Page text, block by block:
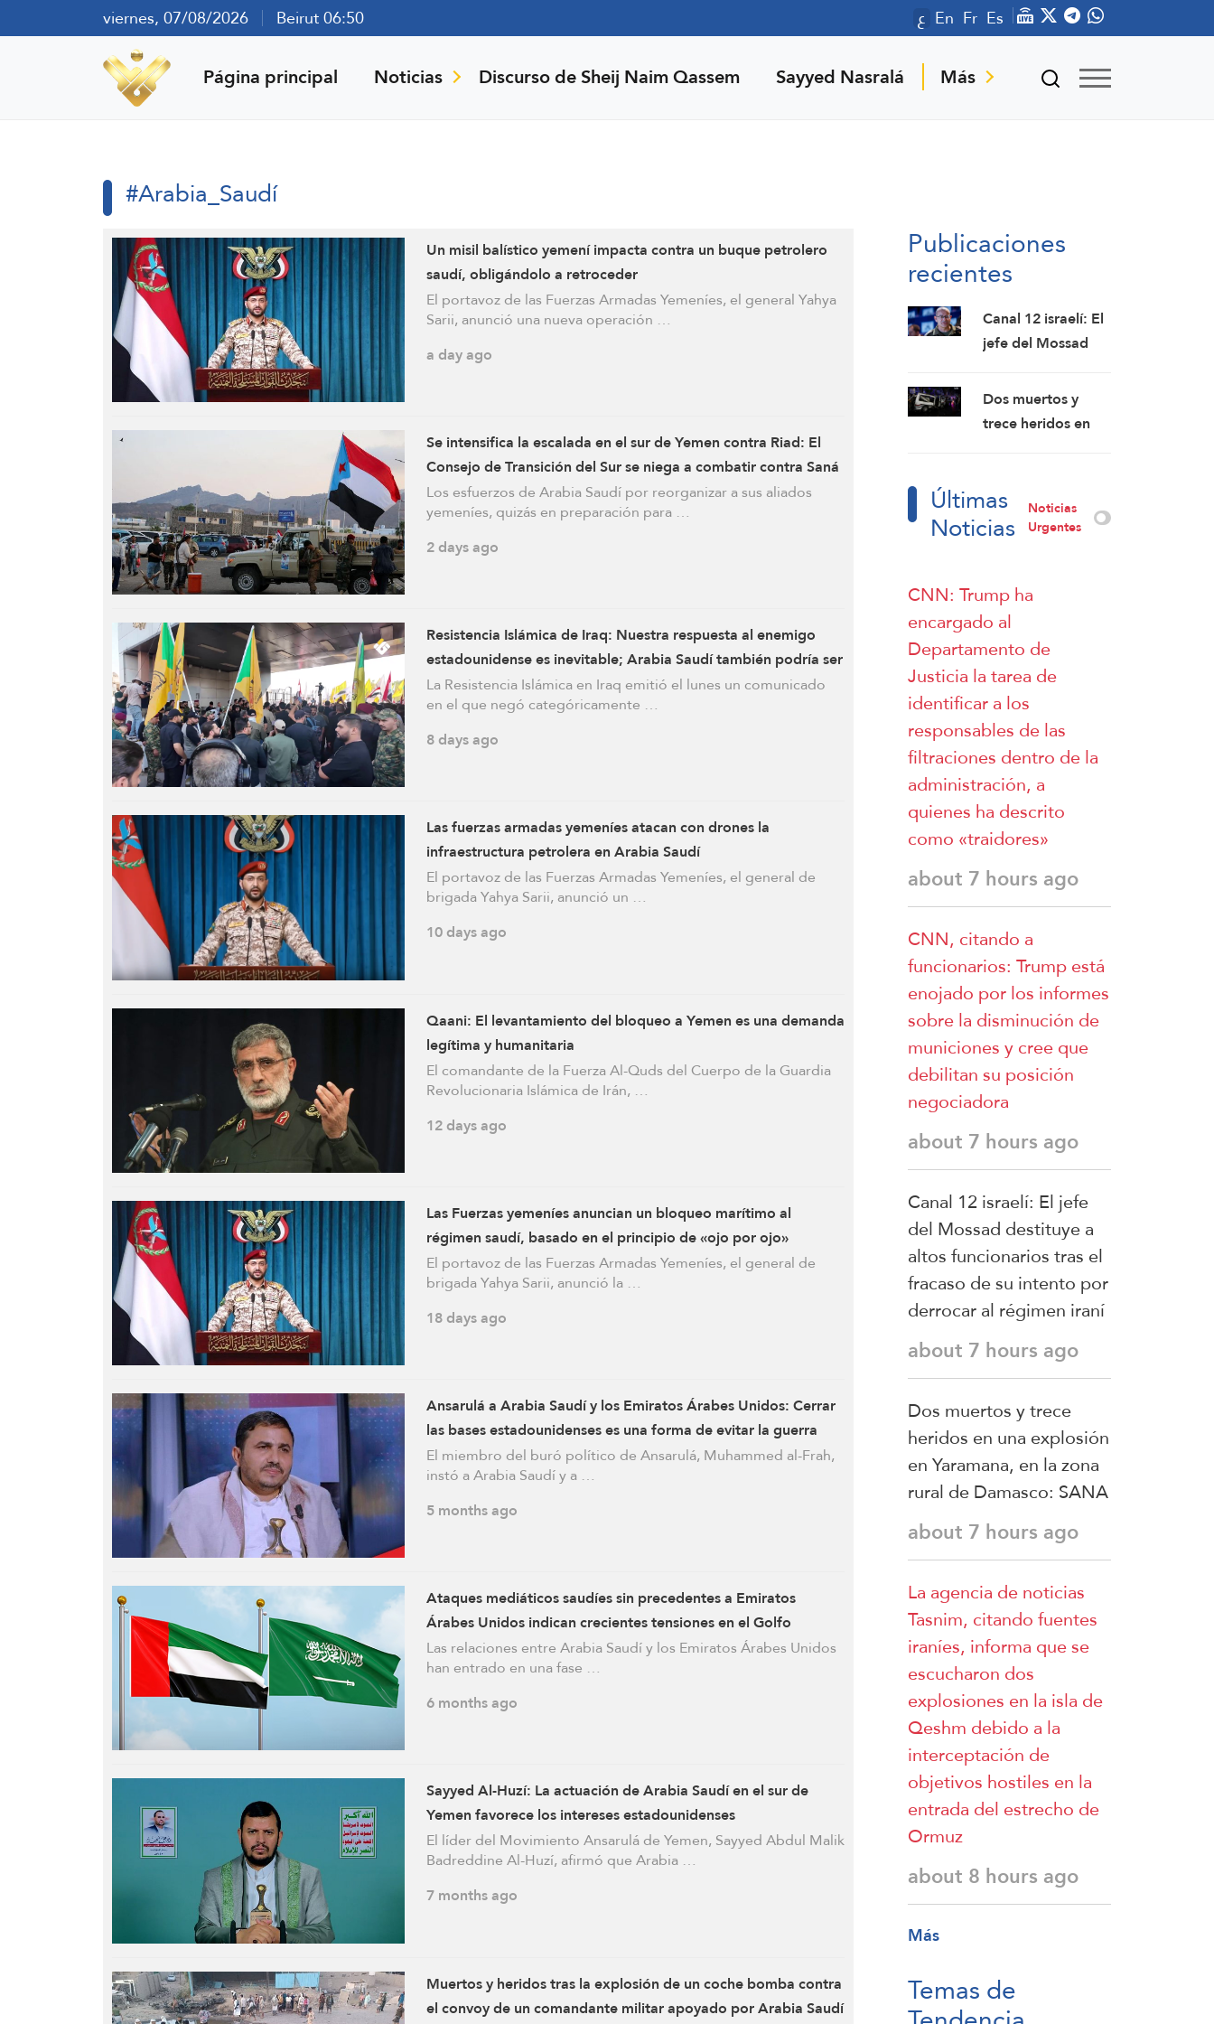
viernes, 07/08/2026 Beirut 06:50 ع En Fr Es
Página principal Noticias Discurso de Sheij Naim Qassem Sayyed Nasralá Más
#Arabia_Saudí
Un misil balístico yemení impacta contra un buque petrolero
saudí, obligándolo a retroceder
El portavoz de las Fuerzas Armadas Yemeníes, el general Yahya
Sarii, anunció una nueva operación …
a day ago
Se intensifica la escalada en el sur de Yemen contra Riad: El
Consejo de Transición del Sur se niega a combatir contra Saná
Los esfuerzos de Arabia Saudí por reorganizar a sus aliados
yemeníes, quizás en preparación para …
2 days ago
Resistencia Islámica de Iraq: Nuestra respuesta al enemigo
estadounidense es inevitable; Arabia Saudí también podría ser
atacada
La Resistencia Islámica en Iraq emitió el lunes un comunicado
en el que negó categóricamente …
8 days ago
Las fuerzas armadas yemeníes atacan con drones la
infraestructura petrolera en Arabia Saudí
El portavoz de las Fuerzas Armadas Yemeníes, el general de
brigada Yahya Sarii, anunció un …
10 days ago
Qaani: El levantamiento del bloqueo a Yemen es una demanda
legítima y humanitaria
El comandante de la Fuerza Al-Quds del Cuerpo de la Guardia
Revolucionaria Islámica de Irán, …
12 days ago
Las Fuerzas yemeníes anuncian un bloqueo marítimo al
régimen saudí, basado en el principio de «ojo por ojo»
El portavoz de las Fuerzas Armadas Yemeníes, el general de
brigada Yahya Sarii, anunció la …
18 days ago
Ansarulá a Arabia Saudí y los Emiratos Árabes Unidos: Cerrar
las bases estadounidenses es una forma de evitar la guerra
El miembro del buró político de Ansarulá, Muhammed al-Frah,
instó a Arabia Saudí y a …
5 months ago
Ataques mediáticos saudíes sin precedentes a Emiratos
Árabes Unidos indican crecientes tensiones en el Golfo
Las relaciones entre Arabia Saudí y los Emiratos Árabes Unidos
han entrado en una fase …
6 months ago
Sayyed Al-Huzí: La actuación de Arabia Saudí en el sur de
Yemen favorece los intereses estadounidenses
El líder del Movimiento Ansarulá de Yemen, Sayyed Abdul Malik
Badreddine Al-Huzí, afirmó que Arabia …
7 months ago
Muertos y heridos tras la explosión de un coche bomba contra
el convoy de un comandante militar apoyado por Arabia Saudí
Publicaciones
recientes
Canal 12 israelí: El
jefe del Mossad
funcionarios tras el
fracaso de su
Dos muertos y
trece heridos en
zona rural de
Damasco: SANA
Últimas
Noticias Noticias
Urgentes
CNN: Trump ha
encargado al
Departamento de
Justicia la tarea de
identificar a los
responsables de las
filtraciones dentro de la
administración, a
quienes ha descrito
como «traidores»
about 7 hours ago
CNN, citando a
funcionarios: Trump está
enojado por los informes
sobre la disminución de
municiones y cree que
debilitan su posición
negociadora
about 7 hours ago
Canal 12 israelí: El jefe
del Mossad destituye a
altos funcionarios tras el
fracaso de su intento por
derrocar al régimen iraní
about 7 hours ago
Dos muertos y trece
heridos en una explosión
en Yaramana, en la zona
rural de Damasco: SANA
about 7 hours ago
La agencia de noticias
Tasnim, citando fuentes
iraníes, informa que se
escucharon dos
explosiones en la isla de
Qeshm debido a la
interceptación de
objetivos hostiles en la
entrada del estrecho de
Ormuz
about 8 hours ago
Más
Temas de